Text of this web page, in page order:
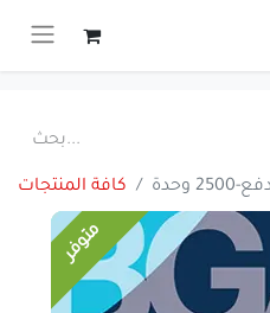
كافة المنتجات وحدة
متوفر